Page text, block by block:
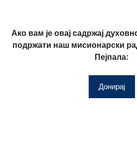
Ако вам је овај садржај
подржати наш мисионарски
Пејпала:
Донирај